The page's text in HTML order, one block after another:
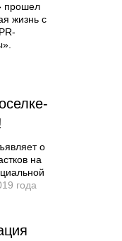
прошел
жизнь с
о
на
года